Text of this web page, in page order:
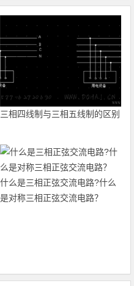
三相四线制与三相五线制的区别
什么是三相正弦交流电路?什么
是对称三相正弦交流电路？